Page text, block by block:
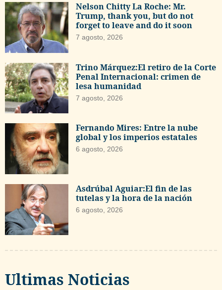
Nelson Chitty La Roche: Mr.
Trump, thank you, but do not
forget to leave and do it soon
7 agosto, 2026
Trino Márquez:El retiro de la Corte
Penal Internacional: crimen de
lesa humanidad
7 agosto, 2026
Fernando Mires: Entre la nube
global y los imperios estatales
6 agosto, 2026
Asdrúbal Aguiar:El fin de las
tutelas y la hora de la nación
6 agosto, 2026
Ultimas Noticias